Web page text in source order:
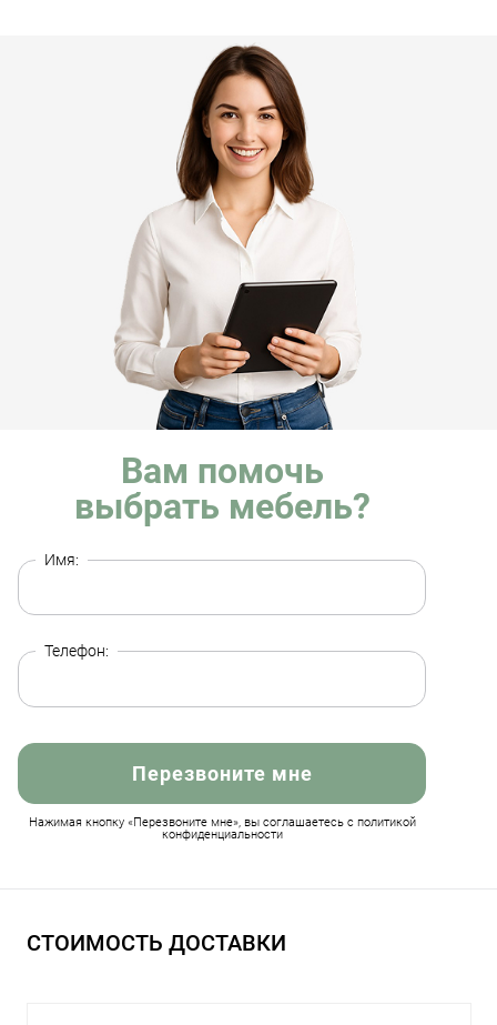
Вам помочь
выбрать мебель?
Имя:
Телефон:
Перезвоните мне
Нажимая кнопку «Перезвоните мне», вы соглашаетесь с политикой
конфиденциальности
СТОИМОСТЬ ДОСТАВКИ